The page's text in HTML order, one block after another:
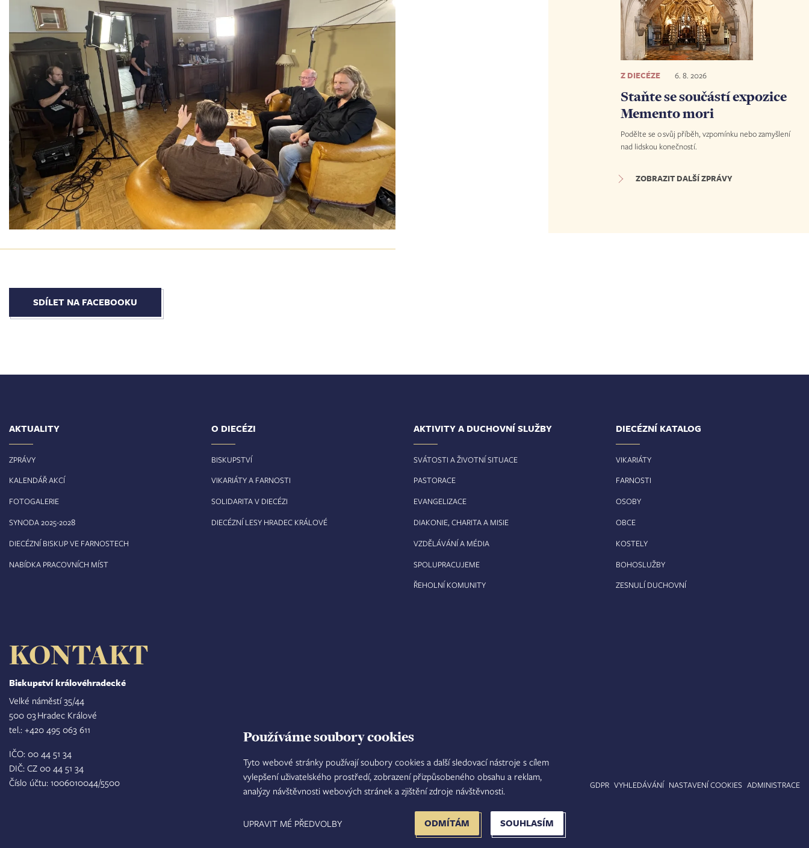
Používáme soubory cookies
Tyto webové stránky používají soubory cookies a další sledovací nástroje s cílem
vylepšení uživatelského prostředí, zobrazení přizpůsobeného obsahu a reklam,
analýzy návštěvnosti webových stránek a zjištění zdroje návštěvnosti.
SOUHLASÍM
ODMÍTÁM
UPRAVIT MÉ PŘEDVOLBY
SDÍLET NA FACEBOOKU
Z DIECÉZE 6. 8. 2026
Staňte se součástí expozice
Memento mori
Podělte se o svůj příběh, vzpomínku nebo zamyšlení
nad lidskou konečností.
ZOBRAZIT DALŠÍ ZPRÁVY
AKTUALITY
ZPRÁVY
KALENDÁŘ AKCÍ
FOTOGALERIE
SYNODA 2025-2028
DIECÉZNÍ BISKUP VE FARNOSTECH
NABÍDKA PRACOVNÍCH MÍST
O DIECÉZI
BISKUPSTVÍ
VIKARIÁTY A FARNOSTI
SOLIDARITA V DIECÉZI
DIECÉZNÍ LESY HRADEC KRÁLOVÉ
AKTIVITY A DUCHOVNÍ SLUŽBY
SVÁTOSTI A ŽIVOTNÍ SITUACE
PASTORACE
EVANGELIZACE
DIAKONIE, CHARITA A MISIE
VZDĚLÁVÁNÍ A MÉDIA
SPOLUPRACUJEME
ŘEHOLNÍ KOMUNITY
DIECÉZNÍ KATALOG
VIKARIÁTY
FARNOSTI
OSOBY
OBCE
KOSTELY
BOHOSLUŽBY
ZESNULÍ DUCHOVNÍ
KONTAKT
Biskupství královéhradecké
Velké náměstí 35/44
500 03 Hradec Králové
tel.: +420 495 063 611
IČO: 00 44 51 34
DIČ: CZ 00 44 51 34
Číslo účtu: 1006010044/5500
FOOTER
MENU
TISKOVÝ MLUVČÍ MAPA STRÁNEK GDPR VYHLEDÁVÁNÍ NASTAVENÍ COOKIES ADMINISTRACE